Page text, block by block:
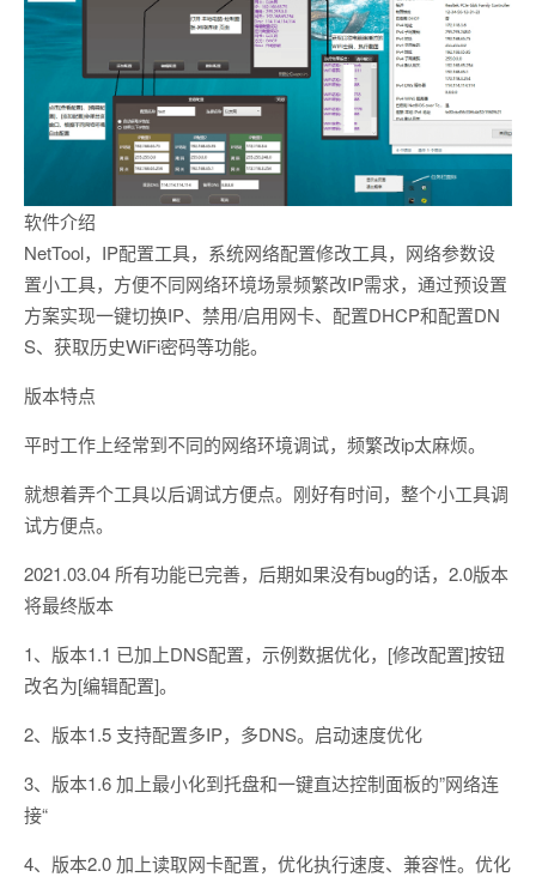
软件介绍
NetTool，IP配置工具，系统网络配置修改工具，网络参数设
置小工具，方便不同网络环境场景频繁改IP需求，通过预设置
方案实现一键切换IP、禁用/启用网卡、配置DHCP和配置DN
S、获取历史WiFi密码等功能。
版本特点
平时工作上经常到不同的网络环境调试，频繁改ip太麻烦。
就想着弄个工具以后调试方便点。刚好有时间，整个小工具调
试方便点。
2021.03.04 所有功能已完善，后期如果没有bug的话，2.0版本
将最终版本
1、版本1.1 已加上DNS配置，示例数据优化，[修改配置]按钮
改名为[编辑配置]。
2、版本1.5 支持配置多IP，多DNS。启动速度优化
3、版本1.6 加上最小化到托盘和一键直达控制面板的”网络连
接“
4、版本2.0 加上读取网卡配置，优化执行速度、兼容性。优化